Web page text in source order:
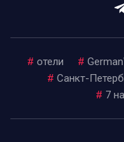
# отели #
# Санкт-
# 7